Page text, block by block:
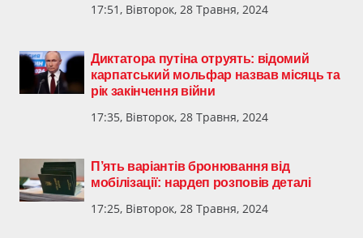
17:51, Вівторок, 28 Травня, 2024
Диктатора путіна отруять: відомий
карпатський мольфар назвав місяць та
рік закінчення війни
17:35, Вівторок, 28 Травня, 2024
П’ять варіантів бронювання від
мобілізації: нардеп розповів деталі
17:25, Вівторок, 28 Травня, 2024